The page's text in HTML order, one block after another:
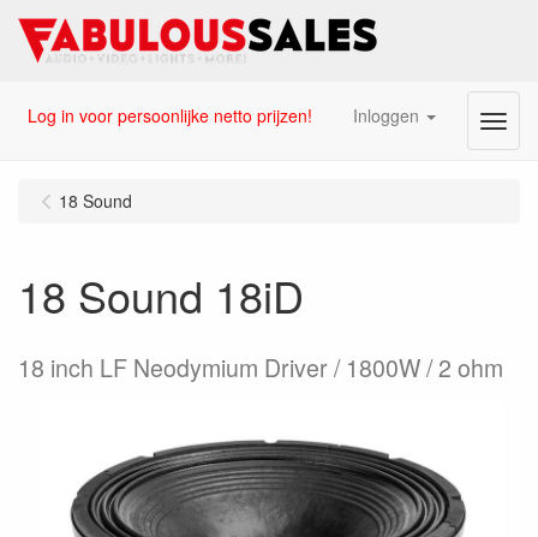
Log in voor persoonlijke netto prijzen! Inloggen Menu
18 Sound
18 Sound 18iD
18 inch LF Neodymium Driver / 1800W / 2 ohm